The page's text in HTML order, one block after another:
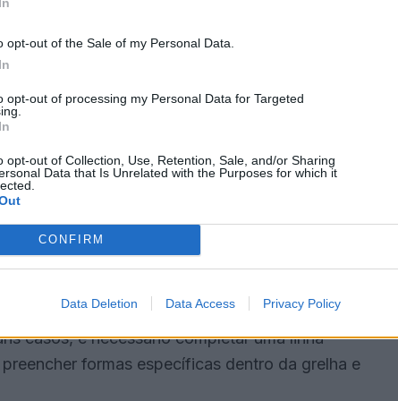
opt-out of the Sale of my Personal Data.
opt-out of processing my Personal Data for Targeted
opt-out of Collection, Use, Retention, Sale, and/or Sharing
Data that Is Unrelated with the Purposes for which it
CONFIRM
Data Deletion Data Access Privacy Policy
Geradores de Números Aleatórios, mas nas
Cada número sorteado vai aparecer
no acompanhamento contínuo. Em muitas
valores sorteados, facilitando a
sem qualquer intervenção manual, o que
o vencedor. Esse objetivo pode variar
casos, é necessário completar uma linha
formas específicas dentro da grelha e